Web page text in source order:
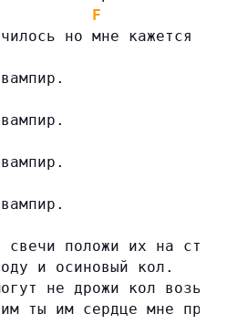
F
но мне кажется
положи их на стол
и осиновый кол.
не дрожи кол
ты им сердце мне